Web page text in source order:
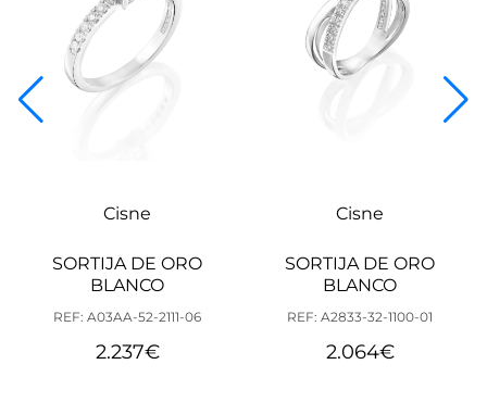
Cisne
SORTIJA DE ORO
BLANCO
REF: A03AA-52-2111-06
2.237€
Cisne
SORTIJA DE ORO
BLANCO
REF: A2833-32-1100-01
2.064€